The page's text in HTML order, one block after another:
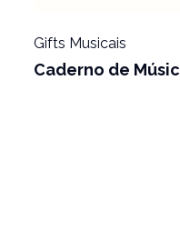
Gifts Musicais
Caderno de